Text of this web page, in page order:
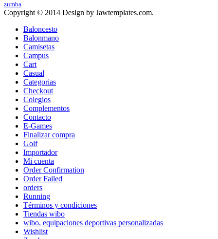
zumba
Copyright © 2014 Design by Jawtemplates.com.
Baloncesto
Balonmano
Camisetas
Campus
Cart
Casual
Categorias
Checkout
Colegios
Complementos
Contacto
E-Games
Finalizar compra
Golf
Importador
Mi cuenta
Order Confirmation
Order Failed
orders
Running
Términos y condiciones
Tiendas wibo
wibo, equipaciones deportivas personalizadas
Wishlist